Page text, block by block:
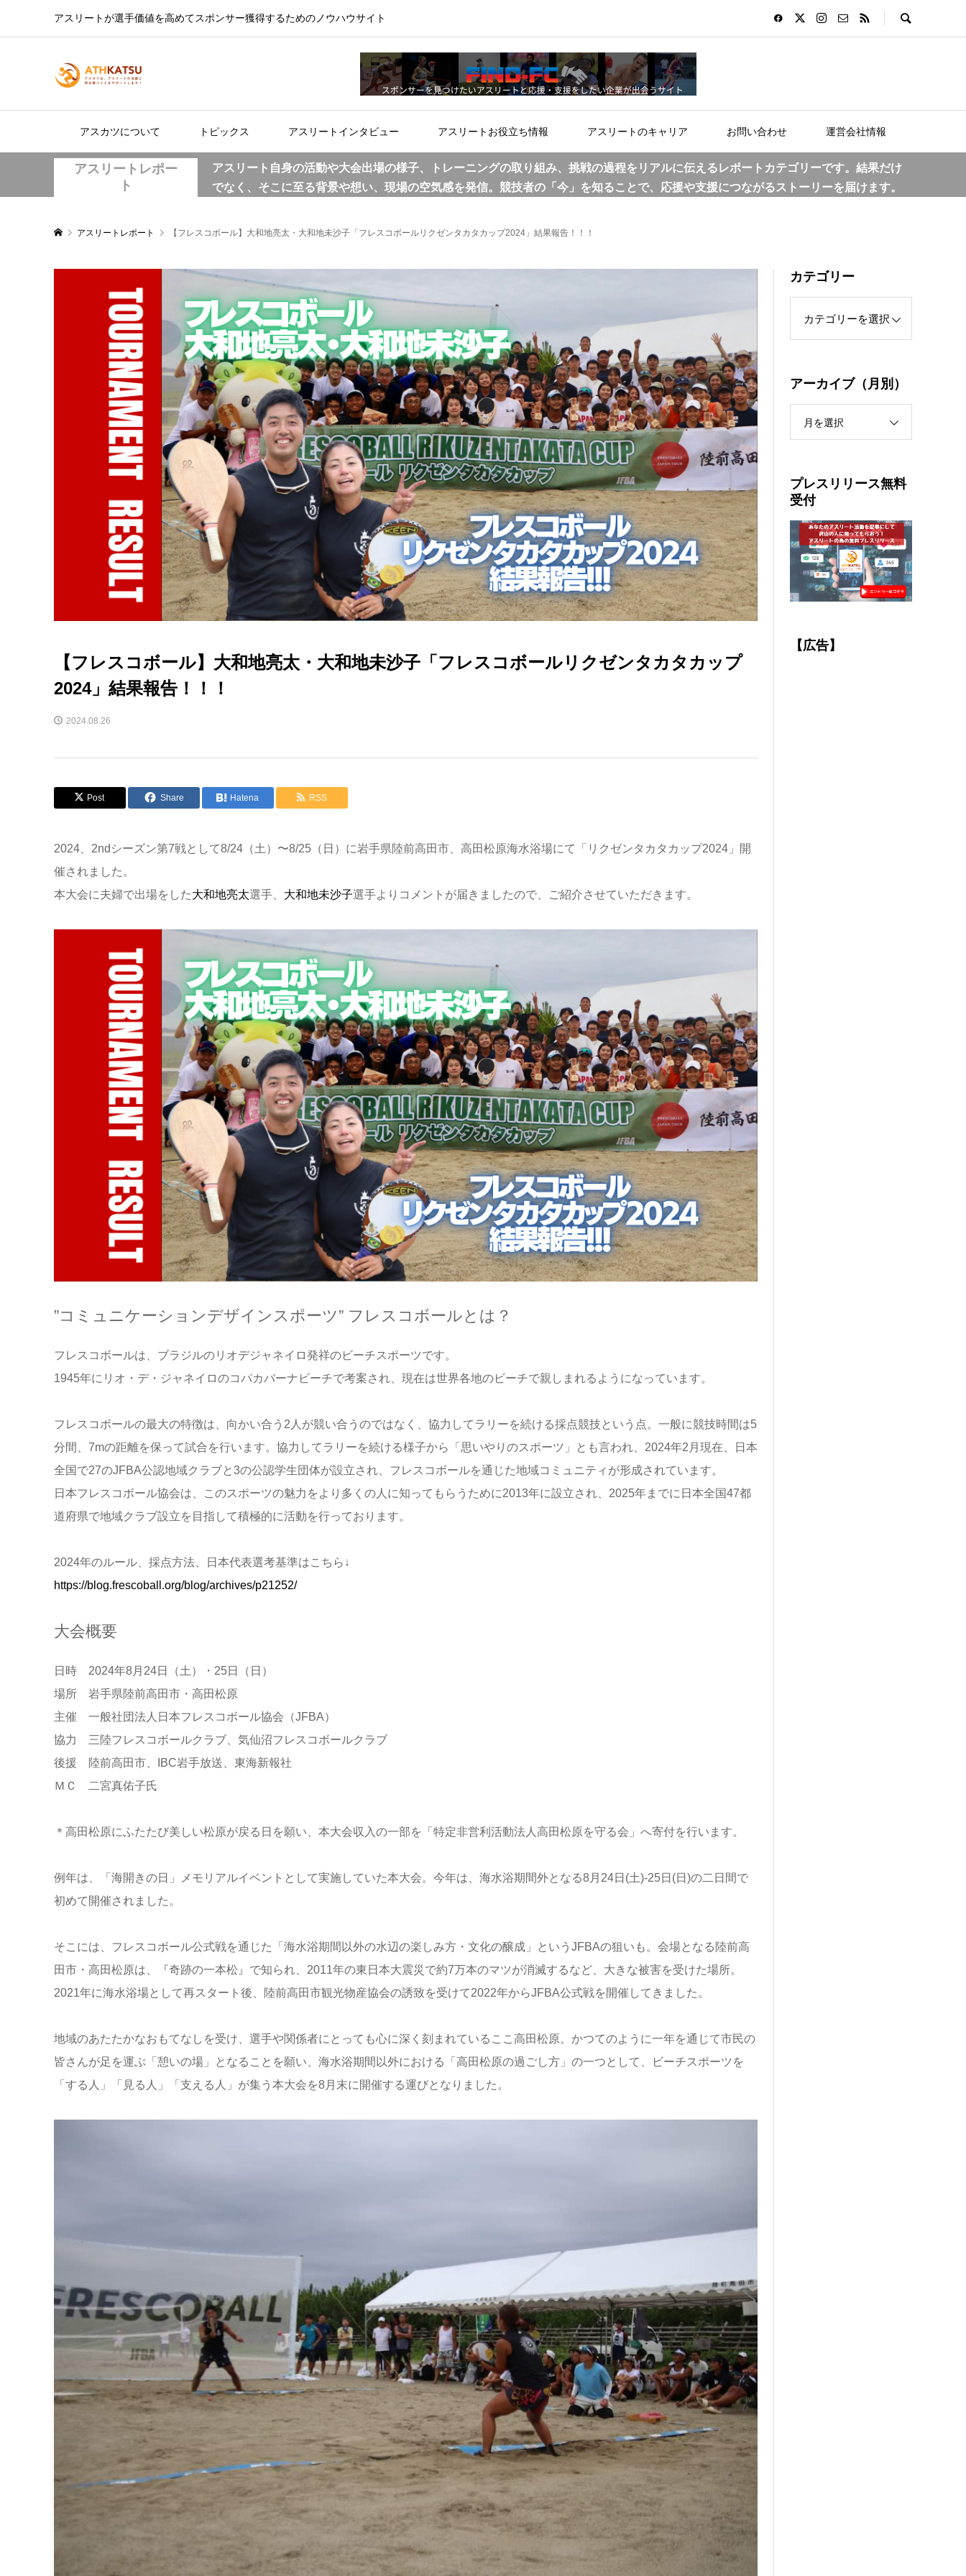
アスリートが選手価値を高めてスポンサー獲得するためのノウハウサイト
アスカツについて トピックス アスリートインタビュー アスリートお役立ち情報 アスリートのキャリア お問い合わせ 運営会社情報
アスリートレポー
ト
アスリート自身の活動や大会出場の様子、トレーニングの取り組み、挑戦の過程をリアルに伝えるレポートカテゴリーです。結果だけ
でなく、そこに至る背景や想い、現場の空気感を発信。競技者の「今」を知ることで、応援や支援につながるストーリーを届けます。
アスリートレポート 【フレスコボール】大和地亮太・大和地未沙子「フレスコボールリクゼンタカタカップ2024」結果報告！！！
【フレスコボール】大和地亮太・大和地未沙子「フレスコボールリクゼンタカタカップ
2024」結果報告！！！
2024.08.26
Post Share Hatena RSS
2024、2ndシーズン第7戦として8/24（土）〜8/25（日）に岩手県陸前高田市、高田松原海水浴場にて「リクゼンタカタカップ2024」開
催されました。
本大会に夫婦で出場をした大和地亮太選手、 大和地未沙子選手よりコメントが届きましたので、ご紹介させていただきます。
”コミュニケーションデザインスポーツ” フレスコボールとは？
フレスコボールは、ブラジルのリオデジャネイロ発祥のビーチスポーツです。
1945年にリオ・デ・ジャネイロのコパカバーナビーチで考案され、現在は世界各地のビーチで親しまれるようになっています。
フレスコボールの最大の特徴は、向かい合う2人が競い合うのではなく、協力してラリーを続ける採点競技という点。一般に競技時間は5
分間、7mの距離を保って試合を行います。協力してラリーを続ける様子から「思いやりのスポーツ」とも言われ、2024年2月現在、日本
全国で27のJFBA公認地域クラブと3の公認学生団体が設立され、フレスコボールを通じた地域コミュニティが形成されています。
日本フレスコボール協会は、このスポーツの魅力をより多くの人に知ってもらうために2013年に設立され、2025年までに日本全国47都
道府県で地域クラブ設立を目指して積極的に活動を行っております。
2024年のルール、採点方法、日本代表選考基準はこちら↓
https://blog.frescoball.org/blog/archives/p21252/
大会概要
日時 2024年8月24日（土）・25日（日）
場所 岩手県陸前高田市・高田松原
主催 一般社団法人日本フレスコボール協会（JFBA）
協力 三陸フレスコボールクラブ、気仙沼フレスコボールクラブ
後援 陸前高田市、IBC岩手放送、東海新報社
ＭＣ 二宮真佑子氏
＊高田松原にふたたび美しい松原が戻る日を願い、本大会収入の一部を「特定非営利活動法人高田松原を守る会」へ寄付を行います。
例年は、「海開きの日」メモリアルイベントとして実施していた本大会。今年は、海水浴期間外となる8月24日(土)-25日(日)の二日間で
初めて開催されました。
そこには、フレスコボール公式戦を通じた「海水浴期間以外の水辺の楽しみ方・文化の醸成」というJFBAの狙いも。会場となる陸前高
田市・高田松原は、『奇跡の一本松』で知られ、2011年の東日本大震災で約7万本のマツが消滅するなど、大きな被害を受けた場所。
2021年に海水浴場として再スタート後、陸前高田市観光物産協会の誘致を受けて2022年からJFBA公式戦を開催してきました。
地域のあたたかなおもてなしを受け、選手や関係者にとっても心に深く刻まれているここ高田松原。かつてのように一年を通じて市民の
皆さんが足を運ぶ「憩いの場」となることを願い、海水浴期間以外における「高田松原の過ごし方」の一つとして、ビーチスポーツを
「する人」「見る人」「支える人」が集う本大会を8月末に開催する運びとなりました。
カテゴリー
アーカイブ（月別）
月を選択
プレスリリース無料
受付
【広告】